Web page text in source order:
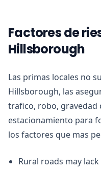
Factores de
Hillsborough
Las primas locales no
Hillsborough, las
trafico, robo, gravedad
estacionamiento para
los factores que mas
Rural roads may